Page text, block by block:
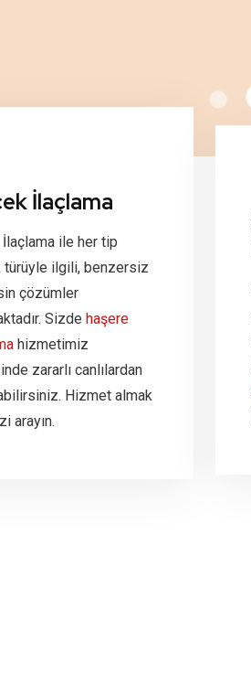
İlaçlama
İlaçlama ile her tip
türüyle ilgili, benzersiz
çözümler
Sizde haşere
hizmetimiz
zararlı canlılardan
Hizmet almak
arayın.